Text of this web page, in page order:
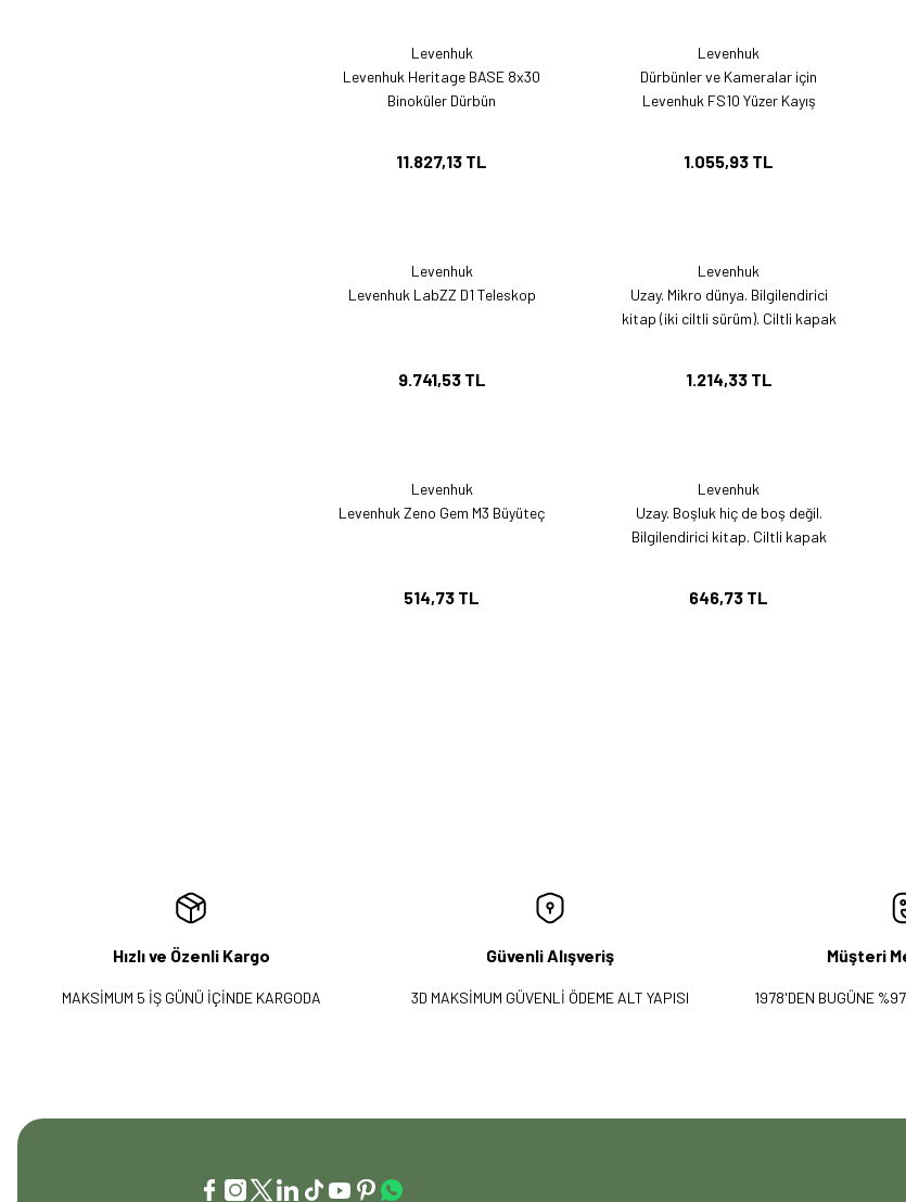
Levenhuk
Levenhuk Heritage BASE 8x30
Binoküler Dürbün
11.827,13 TL
Levenhuk
Dürbünler ve Kameralar için
Levenhuk FS10 Yüzer Kayış
1.055,93 TL
Levenhuk
Levenhuk LabZZ D1 Teleskop
9.741,53 TL
Levenhuk
Uzay. Mikro dünya. Bilgilendirici
kitap (iki ciltli sürüm). Ciltli kapak
1.214,33 TL
Levenhuk
Levenhuk Zeno Gem M3 Büyüteç
514,73 TL
Levenhuk
Uzay. Boşluk hiç de boş değil.
Bilgilendirici kitap. Ciltli kapak
646,73 TL
Hızlı ve Özenli Kargo
MAKSİMUM 5 İŞ GÜNÜ İÇİNDE KARGODA
Güvenli Alışveriş
3D MAKSİMUM GÜVENLİ ÖDEME ALT YAPISI
Müşteri
1978'DEN BUGÜNE